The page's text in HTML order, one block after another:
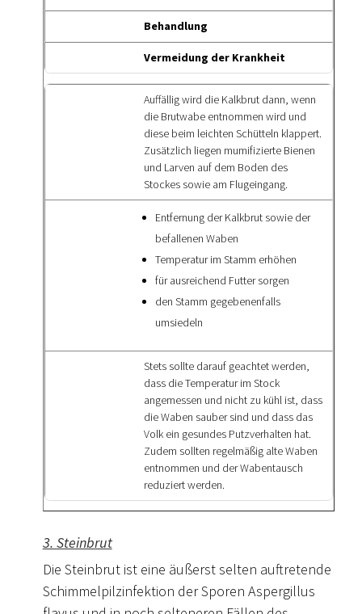
Behandlung
Vermeidung der Krankheit
Auffällig wird die Kalkbrut dann, wenn
die Brutwabe entnommen wird und
diese beim leichten Schütteln klappert.
Zusätzlich liegen mumifizierte Bienen
und Larven auf dem Boden des
Stockes sowie am Flugeingang.
Entfernung der Kalkbrut sowie der
befallenen Waben
Temperatur im Stamm erhöhen
für ausreichend Futter sorgen
den Stamm gegebenenfalls
umsiedeln
Stets sollte darauf geachtet werden,
dass die Temperatur im Stock
angemessen und nicht zu kühl ist, dass
die Waben sauber sind und dass das
Volk ein gesundes Putzverhalten hat.
Zudem sollten regelmäßig alte Waben
entnommen und der Wabentausch
reduziert werden.
3. Steinbrut
Die Steinbrut ist eine äußerst selten auftretende
Schimmelpilzinfektion der Sporen Aspergillus